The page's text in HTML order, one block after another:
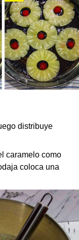
distribuye
caramelo como
coloca una